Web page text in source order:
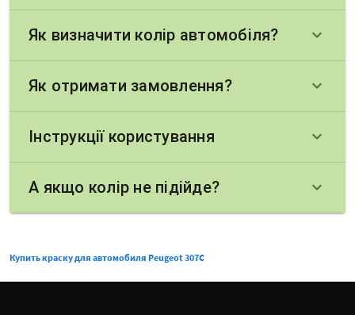
Як визначити колір автомобіля? keyboard_arrow_down
Як отримати замовлення? keyboard_arrow_down
Інструкції користування keyboard_arrow_down
А якщо колір не підійде? keyboard_arrow_down
Купить краску для автомобиля Peugeot 307C